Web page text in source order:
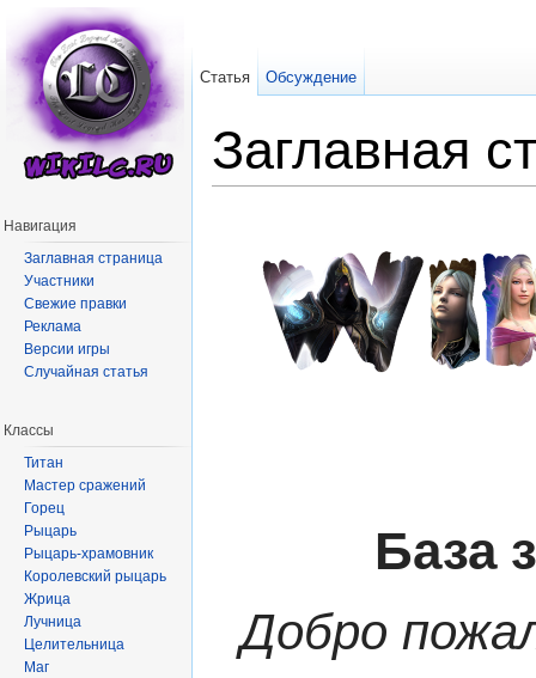
Заглавная
База
Добро
Статья Обсуждение
Навигация
Заглавная страница
Участники
Свежие правки
Реклама
Версии игры
Случайная статья
Классы
Титан
Мастер сражений
Горец
Рыцарь
Рыцарь-храмовник
Королевский рыцарь
Жрица
Лучница
Целительница
Маг